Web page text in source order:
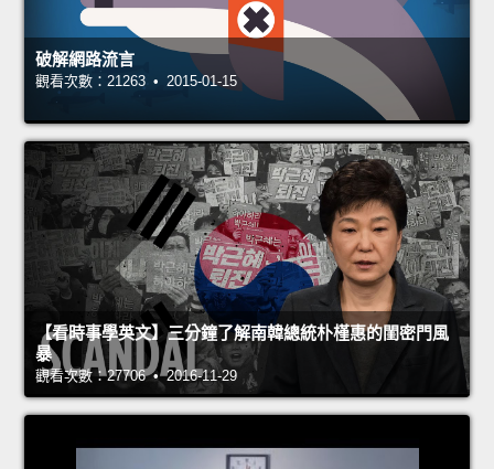
破解網路流言
觀看次數：21263 • 2015-01-15
【看時事學英文】三分鐘了解南韓總統朴槿惠的閨密門風
暴
觀看次數：27706 • 2016-11-29